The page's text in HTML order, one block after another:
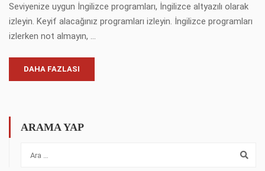
Seviyenize uygun İngilizce programları, İngilizce altyazılı olarak
izleyin. Keyif alacağınız programları izleyin. İngilizce programları
izlerken not almayın, …
DAHA FAZLASI
ARAMA YAP